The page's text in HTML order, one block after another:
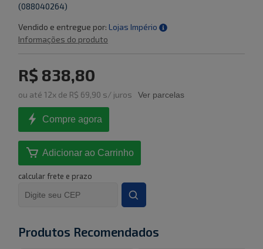
(088040264)
Vendido e entregue por: Lojas Império
Informações do produto
R$ 838,80
ou até 12x de R$ 69,90 s/ juros Ver parcelas
Compre agora
Adicionar ao Carrinho
calcular frete e prazo
Produtos Recomendados